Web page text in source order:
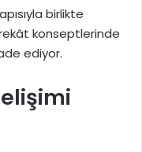
birlikte
konseptlerinde
ediyor.